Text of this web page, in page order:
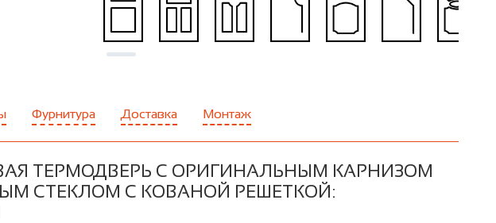
Фурнитура Доставка Монтаж
ТЕРМОДВЕРЬ С ОРИГИНАЛЬНЫМ КАРНИЗОМ
СТЕКЛОМ С КОВАНОЙ РЕШЕТКОЙ: